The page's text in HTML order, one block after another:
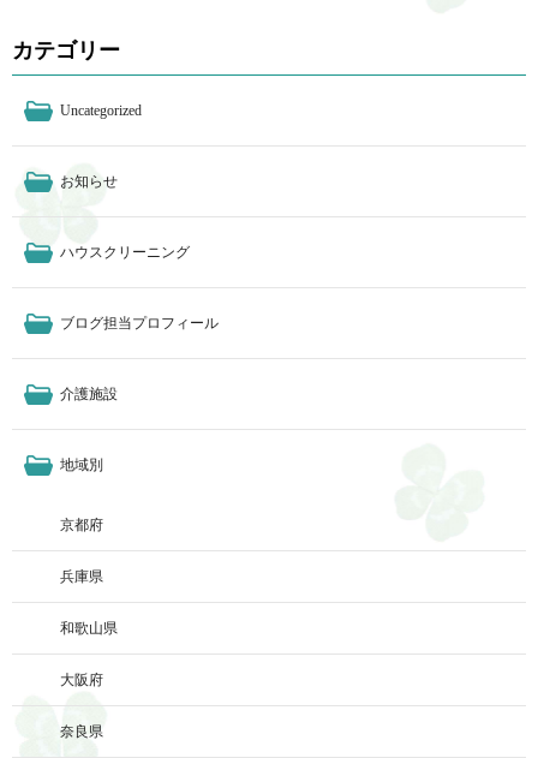
カテゴリー
Uncategorized
お知らせ
ハウスクリーニング
ブログ担当プロフィール
介護施設
地域別
京都府
兵庫県
和歌山県
大阪府
奈良県